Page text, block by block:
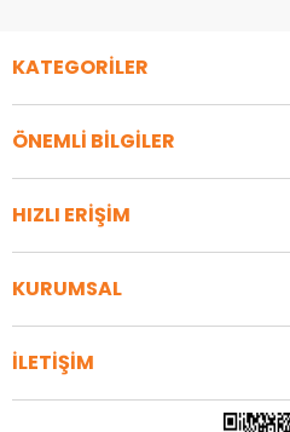
KATEGORİLER
ÖNEMLİ BİLGİLER
HIZLI ERİŞİM
KURUMSAL
İLETİŞİM